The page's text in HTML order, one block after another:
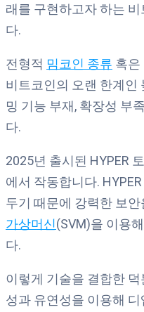
래를 구현하고자 하는
다.
전형적 밈코인 종류 혹은
비트코인의 오랜 한계인
밍 기능 부재, 확장성 부
다.
2025년 출시된 HYPER
에서 작동합니다.
두기 때문에 강력한 보
가상머신(SVM)을 이용
다.
이렇게 기술을 결합한
성과 유연성을 이용해